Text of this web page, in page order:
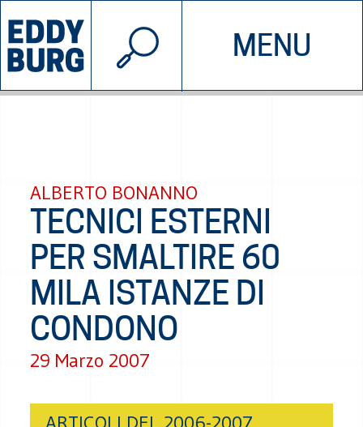
MENU
INIZIATIVE CHI SIAMO
© 2026 EDDYBURG
ALBERTO BONANNO
TECNICI ESTERNI
PER SMALTIRE 60
MILA ISTANZE DI
CONDONO
29 Marzo 2007